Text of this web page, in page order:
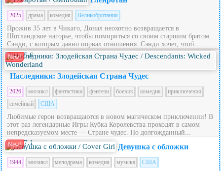
2025 драма комедия Великобритания
Прожив 35 лет в Чикаго, Донал неохотно возвращается в
Шотландское нагорье, чтобы помириться со своим старшим братом
Сэнди, с которым давно порвал отношения. Сэнди хочет, чтоб...
New! 5.6
Наследники: Злодейская Страна Чудес
2026 мюзикл фантастика фэнтези боевик комедия
приключения
семейный
США
Любимые герои возвращаются в новом магическом приключении! В
этот раз легендарные Игры Кубка Королевства проходят в самом
непредсказуемом месте — Стране чудес. Но долгожданный...
New! 7.1 Девушка с обложки
1944 мюзикл мелодрама комедия музыка США